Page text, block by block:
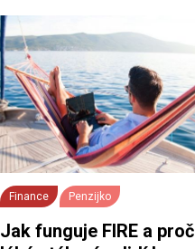
Finance Penzijko
Jak funguje FIRE a proč